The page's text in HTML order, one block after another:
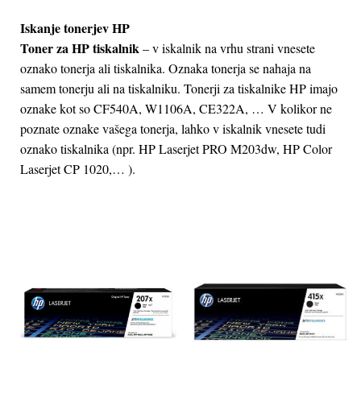
Iskanje tonerjev HP
Toner za HP tiskalnik– v iskalnik na vrhu strani vnesete
oznako tonerja ali tiskalnika. Oznaka tonerja se nahaja na
samem tonerju ali na tiskalniku. Tonerji za tiskalnike HP imajo
oznake kot so CF540A, W1106A, CE322A, … V kolikor ne
poznate oznake vašega tonerja, lahko v iskalnik vnesete tudi
oznako tiskalnika (npr. HP Laserjet PRO M203dw, HP Color
Laserjet CP 1020,… ).